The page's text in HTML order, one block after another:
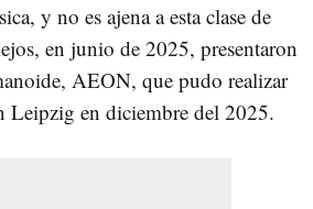
y no es ajena a esta clase de
en junio de 2025, presentaron
AEON, que pudo realizar
Leipzig en diciembre del 2025.